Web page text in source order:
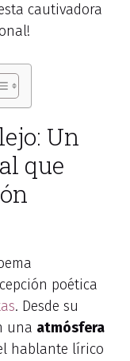
cautivadora
Un
que
poética
. Desde su
una atmósfera
hablante lírico